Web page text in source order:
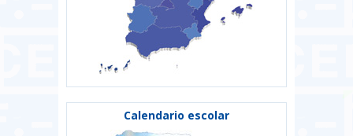
Calendario escolar